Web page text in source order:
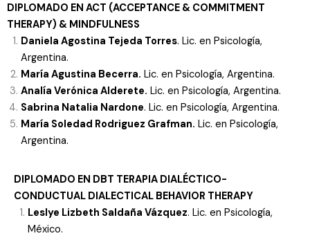
DIPLOMADO EN ACT (ACCEPTANCE & COMMITMENT
THERAPY) & MINDFULNESS
Daniela Agostina Tejeda Torres. Lic. en Psicología,
Argentina.
María Agustina Becerra. Lic. en Psicología, Argentina.
Analía Verónica Alderete. Lic. en Psicología, Argentina.
Sabrina Natalia Nardone. Lic. en Psicología, Argentina.
María Soledad Rodriguez Grafman. Lic. en Psicología,
Argentina.
DIPLOMADO EN DBT TERAPIA DIALÉCTICO-
CONDUCTUAL DIALECTICAL BEHAVIOR THERAPY
Leslye Lizbeth Saldaña Vázquez. Lic. en Psicología,
México.